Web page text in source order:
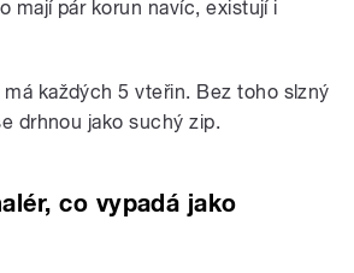
mají pár korun navíc, existují i
každých 5 vteřin. Bez toho slzný
drhnou jako suchý zip.
co vypadá jako